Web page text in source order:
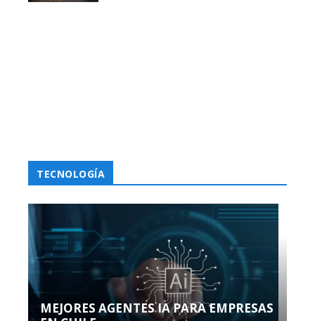
TECNOLOGÍA
MEJORES AGENTES IA PARA EMPRESAS